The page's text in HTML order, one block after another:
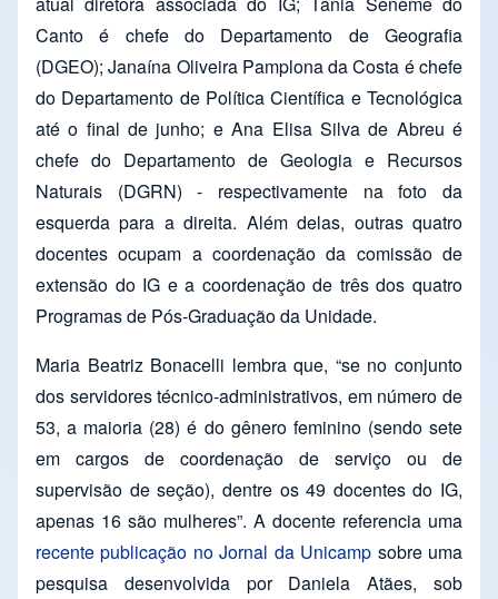
Canto é chefe do Departamento de Geografia
(DGEO); Janaína Oliveira Pamplona da Costa é chefe
do Departamento de Política Científica e Tecnológica
até o final de junho; e Ana Elisa Silva de Abreu é
chefe do Departamento de Geologia e Recursos
Naturais (DGRN) - respectivamente na foto da
esquerda para a direita. Além delas, outras quatro
docentes ocupam a coordenação da comissão de
extensão do IG e a coordenação de três dos quatro
Programas de Pós-Graduação da Unidade.
Maria Beatriz Bonacelli lembra que, “se no conjunto
dos servidores técnico-administrativos, em número de
53, a maioria (28) é do gênero feminino (sendo sete
em cargos de coordenação de serviço ou de
supervisão de seção), dentre os 49 docentes do IG,
apenas 16 são mulheres”. A docente referencia uma
recente publicação no Jornal da Unicamp sobre uma
pesquisa desenvolvida por Daniela Atães, sob